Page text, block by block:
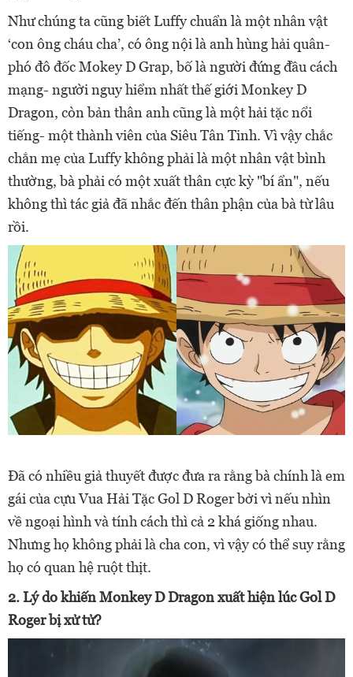
Như chúng ta cũng biết Luffy chuẩn là một nhân vật
‘con ông cháu cha’, có ông nội là anh hùng hải quân-
phó đô đốc Mokey D Grap, bố là người đứng đầu cách
mạng- người nguy hiểm nhất thế giới Monkey D
Dragon, còn bản thân anh cũng là một hải tặc nổi
tiếng- một thành viên của Siêu Tân Tinh. Vì vậy chắc
chắn mẹ của Luffy không phải là một nhân vật bình
thường, bà phải có một xuất thân cực kỳ "bí ẩn", nếu
không thì tác giả đã nhắc đến thân phận của bà từ lâu
rồi.
Đã có nhiều giả thuyết được đưa ra rằng bà chính là em
gái của cựu Vua Hải Tặc Gol D Roger bởi vì nếu nhìn
về ngoại hình và tính cách thì cả 2 khá giống nhau.
Nhưng họ không phải là cha con, vì vậy có thể suy rằng
họ có quan hệ ruột thịt.
2. Lý do khiến Monkey D Dragon xuất hiện lúc Gol D
Roger bị xử tử?